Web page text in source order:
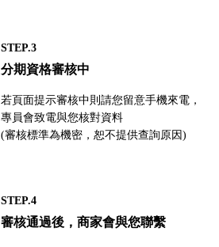
STEP.3
分期資格審核中
若頁面提示審核中則請您留意手機來電，
專員會致電與您核對資料
(審核標準為機密，恕不提供查詢原因)
STEP.4
審核通過後，商家會與您聯繫